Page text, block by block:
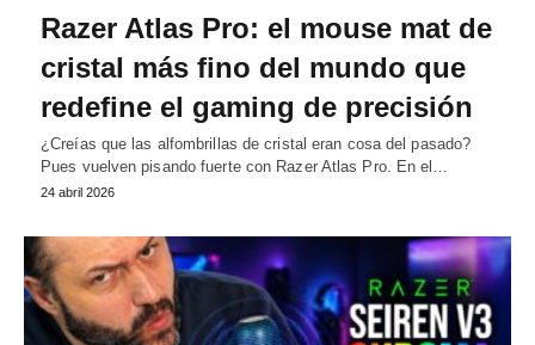
Razer Atlas Pro: el mouse mat de
cristal más fino del mundo que
redefine el gaming de precisión
¿Creías que las alfombrillas de cristal eran cosa del pasado?
Pues vuelven pisando fuerte con Razer Atlas Pro. En el…
24 abril 2026